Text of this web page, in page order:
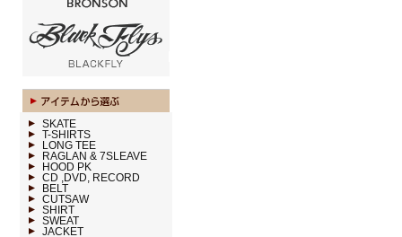
SKATE
T-SHIRTS
LONG TEE
RAGLAN & 7SLEAVE
HOOD PK
CD ,DVD, RECORD
BELT
CUTSAW
SHIRT
SWEAT
JACKET